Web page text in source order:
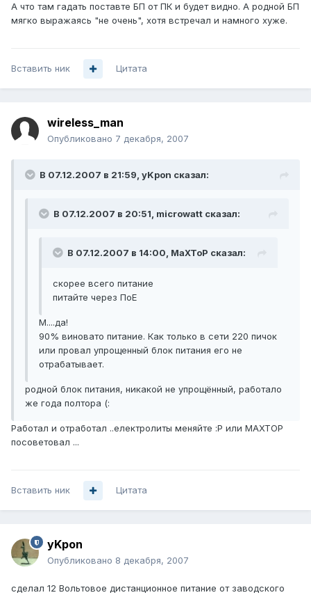
А что там гадать поставте БП от ПК и будет видно. А родной БП
мягко выражаясь "не очень", хотя встречал и намного хуже.
Вставить ник Цитата
wireless_man
Опубликовано 7 декабря, 2007
В 07.12.2007 в 21:59, yKpon сказал:
В 07.12.2007 в 20:51, microwatt сказал:
В 07.12.2007 в 14:00, MaXToP сказал:
скорее всего питание
питайте через ПоЕ
М....да!
90% виновато питание. Как только в сети 220 пичок
или провал упрощенный блок питания его не
отрабатывает.
родной блок питания, никакой не упрощённый, работало
же года полтора (:
Работал и отработал ..електролиты меняйте :P или MAXTOP
посоветовал ...
Вставить ник Цитата
yKpon
Опубликовано 8 декабря, 2007
сделал 12 Вольтовое дистанционное питание от заводского